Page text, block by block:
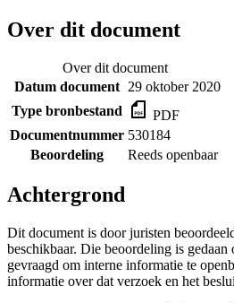
Over dit document
Over dit document
Datum document 29 oktober 2020
Type bronbestand
PDF
Documentnummer 530184
Beoordeling
Reeds openbaar
Achtergrond
Dit document is door juristen
beschikbaar. Die beoordeling is gedaan
gevraagd om interne informatie te
informatie over dat verzoek en het